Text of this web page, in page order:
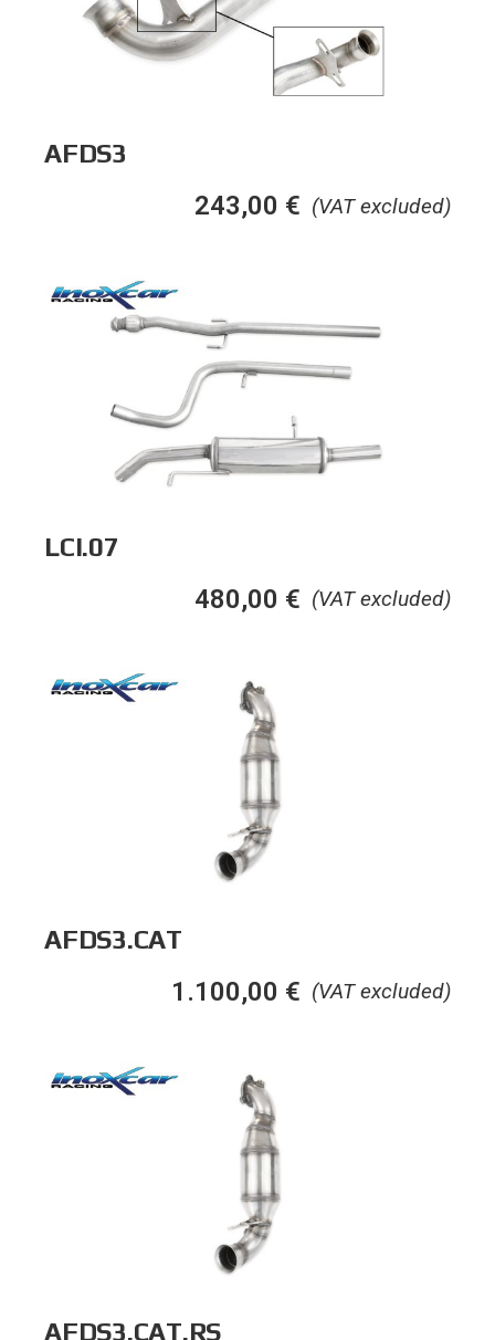
AFDS3
(VAT excluded)
243,00 €
LCI.07
(VAT excluded)
480,00 €
AFDS3.CAT
(VAT excluded)
1.100,00 €
AFDS3.CAT.RS